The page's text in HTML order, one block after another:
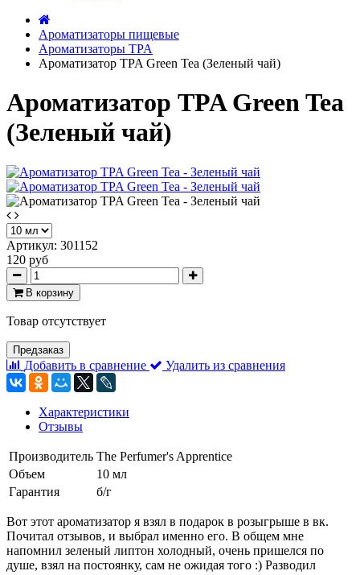
Ароматизаторы пищевые
Ароматизаторы TPA
Ароматизатор TPA Green Tea (Зеленый чай)
Ароматизатор TPA Green Tea
(Зеленый чай)
Артикул: 301152
120 руб
В корзину
Товар отсутствует
Предзаказ
Добавить в сравнение Удалить из сравнения
Характеристики
Отзывы
Производитель The Perfumer's Apprentice
Объем
10 мл
Гарантия
б/г
Вот этот ароматизатор я взял в подарок в розыгрыше в вк.
Почитал отзывов, и выбрал именно его. В общем мне
напомнил зеленый липтон холодный, очень пришелся по
душе, взял на постоянку, сам не ожидая того :) Разводил